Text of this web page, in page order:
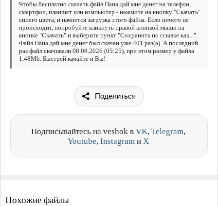
Чтобы бесплатно скачать файл Папа дай мне денег на телефон,
смартфон, планшет или компьютер - нажмите на кнопку "Скачать"
синего цвета, и начнется загрузка этого файла. Если ничего не
происходит, попробуйте кликнуть правой кнопкой мыши на
кнопке "Скачать" и выберите пункт "Сохранить по ссылке как...".
Файл Папа дай мне денег был скачан уже 401 раз(а). А последний
раз файл скачивали 08.08.2026 (05:25), при этом размер у файла
1.48Mb. Быстрей качайте и Вы!
Поделиться
Подписывайтесь на veshok в VK, Telegram,
Youtube, Instagram и X
Похожие файлы